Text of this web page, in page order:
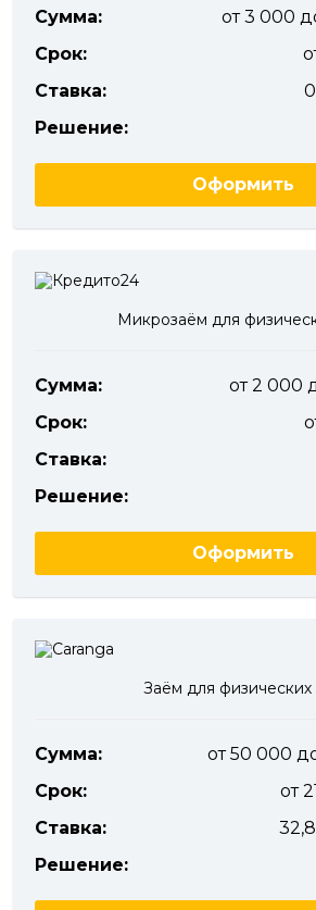
Сумма:
от 3 000
Срок:
Ставка:
Решение:
Оформить
Микрозаём для
Сумма:
от 2 000
Срок:
Ставка:
Решение:
Оформить
Заём для физических
Сумма:
от 50 000
Срок:
от
Ставка:
Решение: